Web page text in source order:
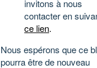
invitons à nous
contacter en
ce lien.
Nous espérons que ce
pourra être de nouveau